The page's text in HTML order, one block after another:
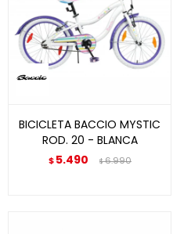
BICICLETA BACCIO MYSTIC
ROD. 20 - BLANCA
$ 5.490 $6.990